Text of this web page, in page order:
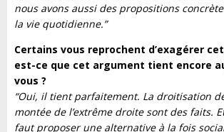
nous avons aussi des propositions
la vie quotidienne.”
Certains vous reprochent d’exagérer
est-ce que cet argument tient encore
vous ?
“Oui, il tient parfaitement. La droitisation
montée de l’extrême droite sont des faits.
faut proposer une alternative à la fois